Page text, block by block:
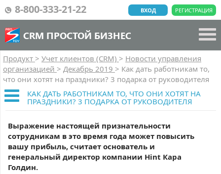
8-800-333-21-22 РЕГИСТРАЦИЯ
ВХОД
CRM ПРОСТОЙ БИЗНЕС
Продукт > Учет клиентов (CRM) > Новости управления
организацией > Декабрь 2019 > Как дать работникам то,
что они хотят на праздники? 3 подарка от руководителя
КАК ДАТЬ РАБОТНИКАМ ТО, ЧТО ОНИ ХОТЯТ НА
ПРАЗДНИКИ? 3 ПОДАРКА ОТ РУКОВОДИТЕЛЯ
Выражение настоящей признательности
сотрудникам в это время года может повысить
вашу прибыль, считает основатель и
генеральный директор компании Hint Кара
Голдин.